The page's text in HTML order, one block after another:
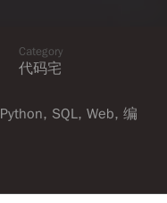
Category
代码宅
Python, SQL, Web, 编